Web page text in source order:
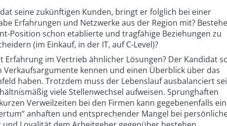
seine zukünftigen Kunden, bringt er folglich bei einer
Erfahrungen und Netzwerke aus der Region mit?
Position schon etablierte und tragfähige Beziehungen zu
(im Einkauf, in der IT, auf C-Level)?
Erfahrung im Vertrieb ähnlicher Lösungen? Der Kandidat
Verkaufsargumente kennen und einen Überblick über das
haben. Trotzdem muss der Lebenslauf ausbalanciert
viele Stellenwechsel aufweisen. Sprunghaften
Verweilzeiten bei den Firmen kann gegebenenfalls ein
anhaften und entsprechender Mangel bei